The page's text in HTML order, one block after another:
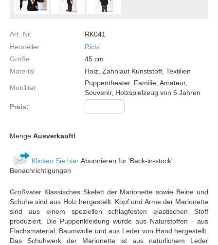
Art.-Nr.
RK041
Hersteller
Richi
Größe
45 cm
Material
Holz, Zahnlaut Kunststoff, Textilien
Mobilität
Puppentheater, Familie, Amateur,
Souvenir, Holzspielzeug von 6 Jahren
Preis:
Menge Ausverkauft!
Klicken Sie hier Abonnieren für 'Back-in-stock'
Benachrichtigungen
Großvater Klassisches Skelett der Marionette sowie Beine und
Schuhe sind aus Holz hergestellt. Kopf und Arme der Marionette
sind aus einem speziellen schlagfesten elastischen Stoff
produziert. Die Puppenkleidung wurde aus Naturstoffen - aus
Flachsmaterial, Baumwolle und aus Leder von Hand hergestellt.
Das Schuhwerk der Marionette ist aus natürlichem Leder